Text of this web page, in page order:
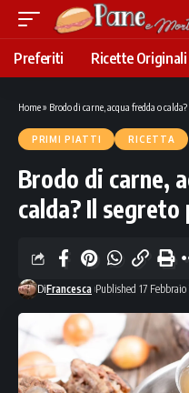
Preferiti Ricette
Home» Brodo di carne, acqua fredda o
PRIMI PIATTI RICETTA
Brodo di carne,
calda? Il
DiFrancesca Published 17